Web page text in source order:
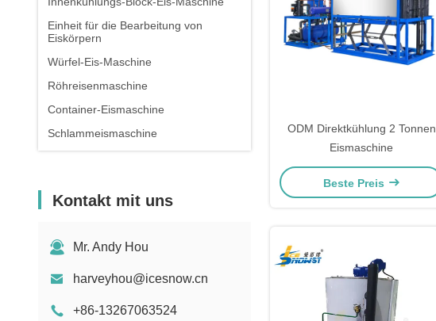
Einheit für die Bearbeitung von
Eiskörpern
Würfel-Eis-Maschine
Röhreisenmaschine
Container-Eismaschine
Schlammeismaschine
Kontakt mit uns
Mr. Andy Hou
harveyhou@icesnow.cn
+86-13267063524
ODM Direktkühlung 2 Tonnen
Eismaschine
Beste Preis